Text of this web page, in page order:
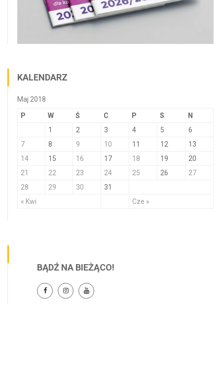
KALENDARZ
Maj 2018
P W Ś C P S N
« Kwi Cze »
1 2 3 4 5
6
7
8 9 10 11 12
13
14
15 16 17 18 19
20
21
22 23 24 25 26
27
28
29 30 31
BĄDŹ NA BIEŻĄCO!